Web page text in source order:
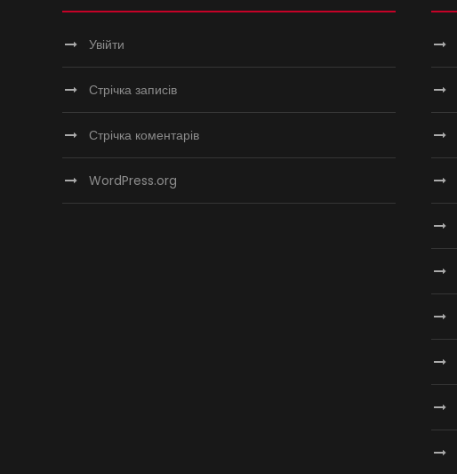
Увійти
Стрічка записів
Стрічка коментарів
WordPress.org